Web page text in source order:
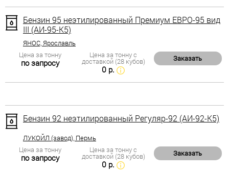
Бензин 95 неэтилированный Премиум ЕВРО-95 вид
III (АИ-95-К5)
ЯНОС, Ярославль
Цена за тонну
по запросу
Цена за тонну с
доставкой (28 кубов)
0 р.
Заказать
Бензин 92 неэтилированный Регуляр-92 (АИ-92-К5)
ЛУКОЙЛ (завод), Пермь
Цена за тонну
по запросу
Цена за тонну с
доставкой (28 кубов)
0 р.
Заказать